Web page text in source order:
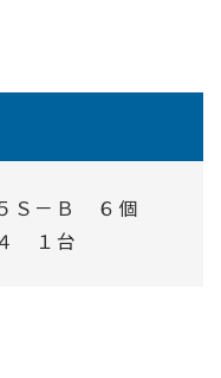
Ｓ－Ｂ ６個
１台